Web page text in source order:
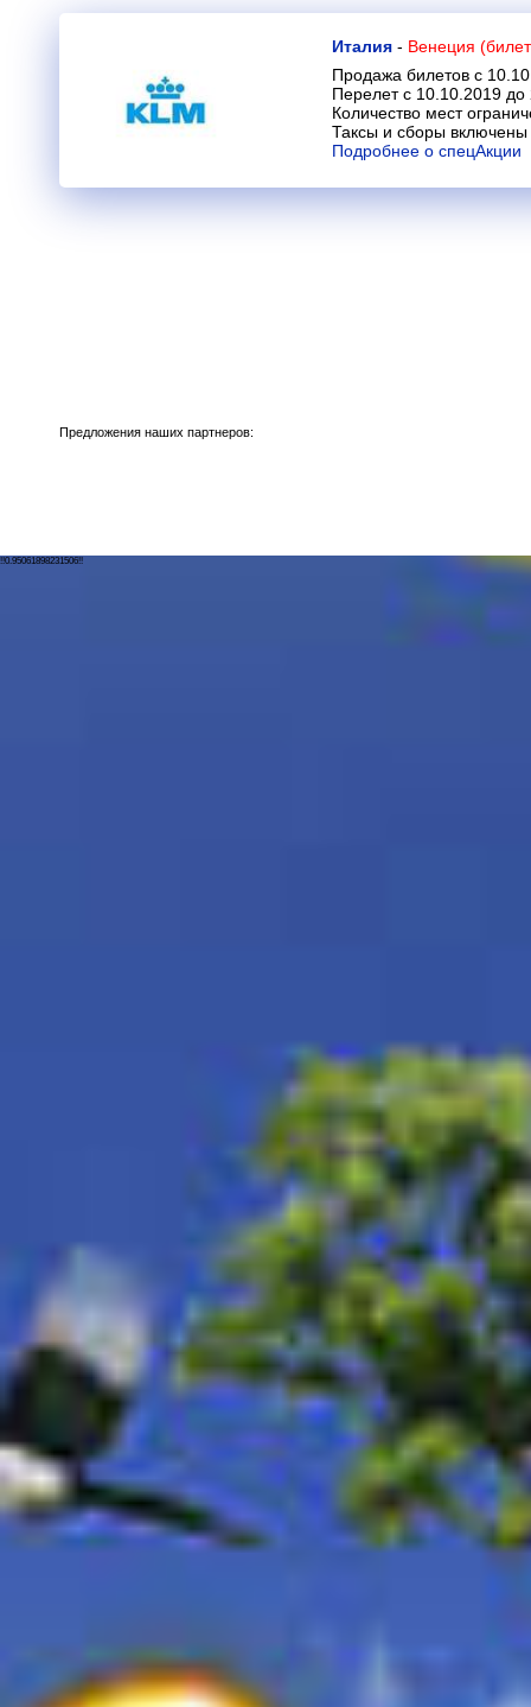
Италия - Венеция
Продажа билетов с
Перелет с 10.10.2019 до
Количество мест
Таксы и сборы включены
Подробнее о спецАкции
Предложения наших партнеров:
!!0.95061898231506!!